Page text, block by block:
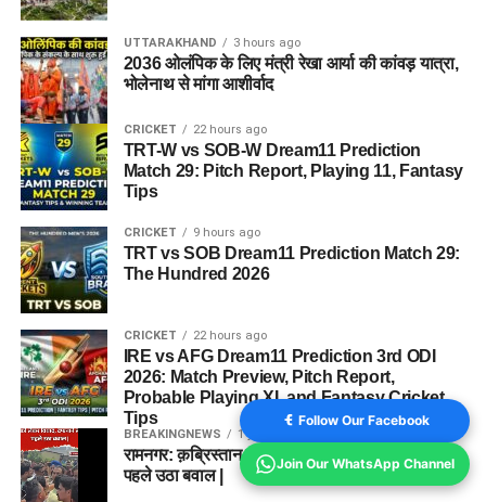
UTTARAKHAND 3 hours ago
2036 ओलंपिक के लिए मंत्री रेखा आर्या की कांवड़ यात्रा,
भोलेनाथ से मांगा आशीर्वाद
CRICKET 22 hours ago
TRT-W vs SOB-W Dream11 Prediction
Match 29: Pitch Report, Playing 11, Fantasy
Tips
CRICKET 9 hours ago
TRT vs SOB Dream11 Prediction Match 29:
The Hundred 2026
CRICKET 22 hours ago
IRE vs AFG Dream11 Prediction 3rd ODI
2026: Match Preview, Pitch Report,
Probable Playing XI, and Fantasy Cricket
Tips
BREAKINGNEWS 1 year ago
रामनगर: क़ब्रिस्तान की ज़मीन को लेकर विवाद, दफनाने से
पहले उठा बवाल |
Follow Our Facebook
Join Our WhatsApp Channel